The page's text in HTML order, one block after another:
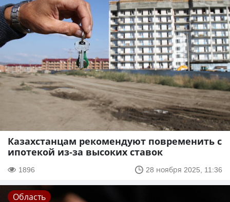
Казахстанцам рекомендуют повременить с
ипотекой из-за высоких ставок
1896 28 ноября 2025, 11:36
Область